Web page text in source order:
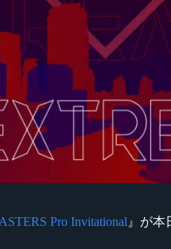
Pro Invitational 』が本